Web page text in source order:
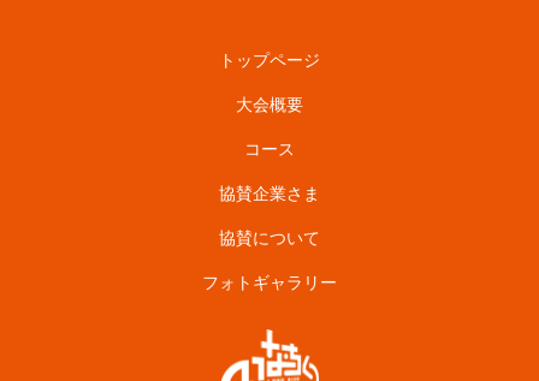
トップページ
大会概要
コース
協賛企業さま
協賛について
フォトギャラリー